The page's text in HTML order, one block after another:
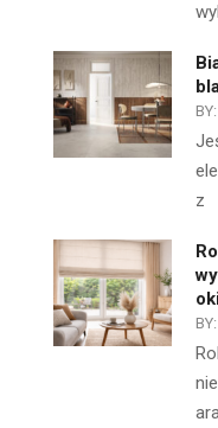
BY:
z
BY: